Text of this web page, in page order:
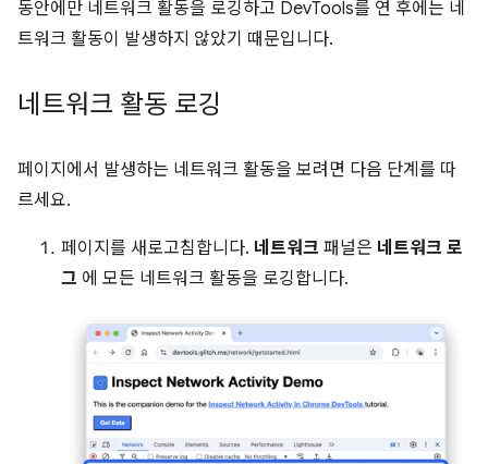
동안에만 네트워크 활동을 로깅하고 DevTools를 연 후에는 네
트워크 활동이 발생하지 않았기 때문입니다.
네트워크 활동 로깅
페이지에서 발생하는 네트워크 활동을 보려면 다음 단계를 따
르세요.
페이지를 새로고침합니다. 네트워크 패널은 네트워크 로
그 에 모든 네트워크 활동을 로깅합니다.